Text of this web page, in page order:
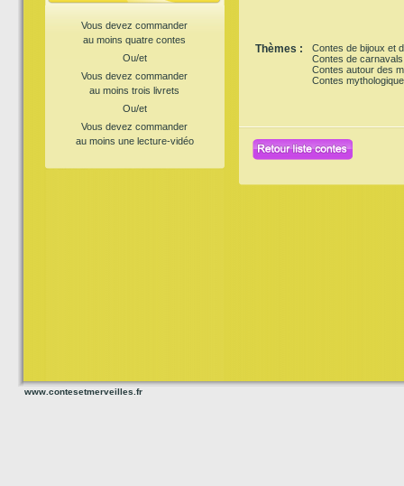
Vous devez commander
au moins quatre contes
Ou/et
Vous devez commander
au moins trois livrets
Ou/et
Vous devez commander
au moins une lecture-vidéo
Thèmes :
Contes de bijoux et
Contes de carnavals
Contes autour des
Contes
www.contesetmerveilles.fr